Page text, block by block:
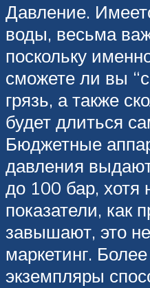
Давление.
воды, весьма
поскольку
сможете ли вы
грязь, а также
будет длиться
Бюджетные
давления
до 100 бар, хотя
показатели, как
завышают, это
маркетинг.
экземпляры